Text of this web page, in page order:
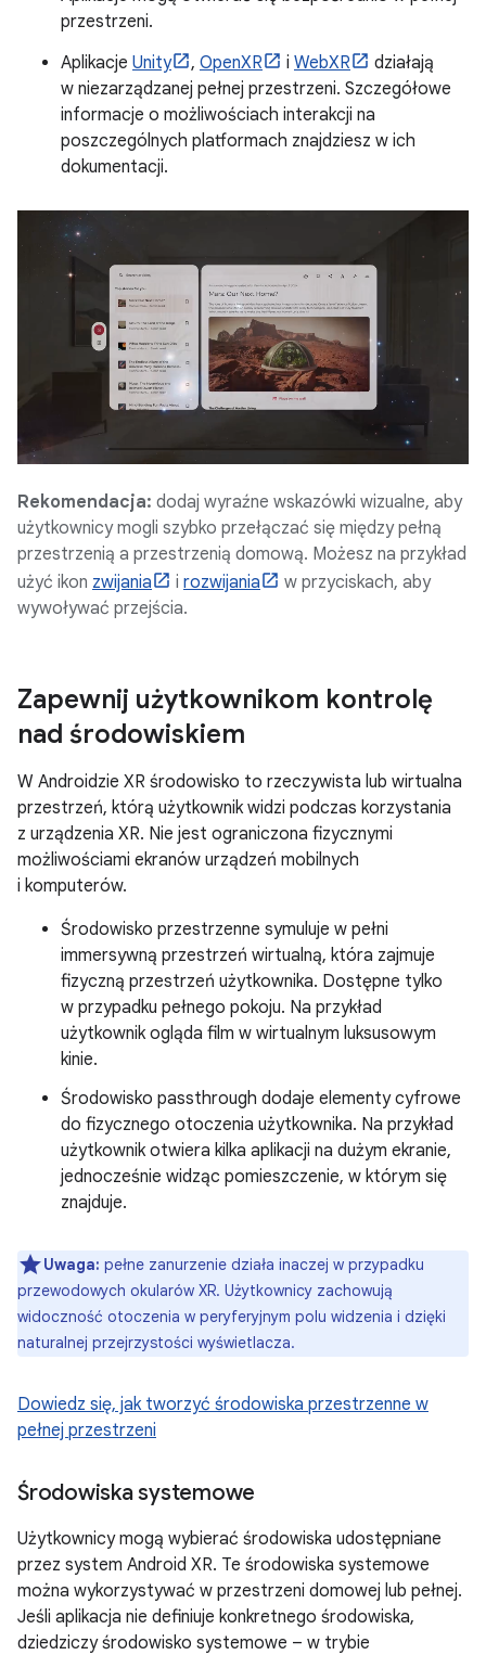
przestrzeni.
Aplikacje Unity , OpenXR i WebXR
działają
w niezarządzanej pełnej przestrzeni. Szczegółowe
informacje o możliwościach interakcji na
poszczególnych platformach znajdziesz w ich
dokumentacji.
Rekomendacja: dodaj wyraźne wskazówki wizualne, aby
użytkownicy mogli szybko przełączać się między pełną
przestrzenią a przestrzenią domową. Możesz na przykład
użyć ikon zwijania i rozwijania
w przyciskach, aby
wywoływać przejścia.
Zapewnij użytkownikom kontrolę
nad środowiskiem
W Androidzie XR środowisko to rzeczywista lub wirtualna
przestrzeń, którą użytkownik widzi podczas korzystania
z urządzenia XR. Nie jest ograniczona fizycznymi
możliwościami ekranów urządzeń mobilnych
i komputerów.
Środowisko przestrzenne symuluje w pełni
immersywną przestrzeń wirtualną, która zajmuje
fizyczną przestrzeń użytkownika. Dostępne tylko
w przypadku pełnego pokoju. Na przykład
użytkownik ogląda film w wirtualnym luksusowym
kinie.
Środowisko passthrough dodaje elementy cyfrowe
do fizycznego otoczenia użytkownika. Na przykład
użytkownik otwiera kilka aplikacji na dużym ekranie,
jednocześnie widząc pomieszczenie, w którym się
znajduje.
Uwaga: pełne zanurzenie działa inaczej w przypadku
przewodowych okularów XR. Użytkownicy zachowują
widoczność otoczenia w peryferyjnym polu widzenia i dzięki
naturalnej przejrzystości wyświetlacza.
Dowiedz się, jak tworzyć środowiska przestrzenne w
pełnej przestrzeni
Środowiska systemowe
Użytkownicy mogą wybierać środowiska udostępniane
przez system Android XR. Te środowiska systemowe
można wykorzystywać w przestrzeni domowej lub pełnej.
Jeśli aplikacja nie definiuje konkretnego środowiska,
dziedziczy środowisko systemowe – w trybie